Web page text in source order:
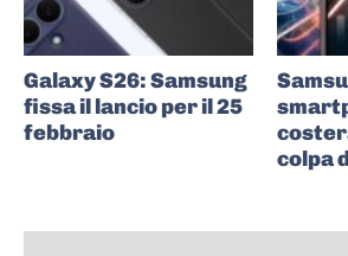
Galaxy S26: Samsung
fissa il lancio per il 25
febbraio
colpa